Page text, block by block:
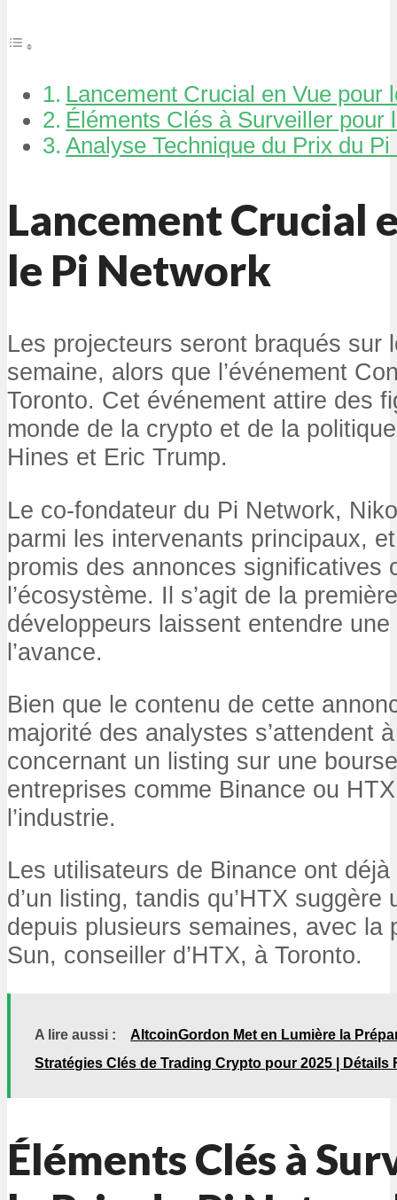
Lancement Crucial en Vue pour
Éléments Clés à Surveiller pour
Analyse Technique du Prix du
Lancement Crucial
le Pi Network
Les projecteurs seront braqués sur
semaine, alors que l’événement
Toronto. Cet événement attire des
monde de la crypto et de la
Hines et Eric Trump.
Le co-fondateur du Pi Network,
parmi les intervenants principaux,
promis des annonces significatives
l’écosystème. Il s’agit de la
développeurs laissent entendre
l’avance.
Bien que le contenu de cette
majorité des analystes s’attendent
concernant un listing sur une
entreprises comme Binance ou
l’industrie.
Les utilisateurs de Binance ont
d’un listing, tandis qu’HTX
depuis plusieurs semaines, avec la
Sun, conseiller d’HTX, à Toronto.
A lire aussi :
AltcoinGordon Met en Lumière la
Stratégies Clés de Trading Crypto pour 2025 | Détails
Éléments Clés à